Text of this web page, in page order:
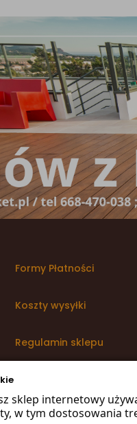
sklep internetowy
w tym dostosowania
Formy Płatności
Koszty wysyłki
Regulamin sklepu